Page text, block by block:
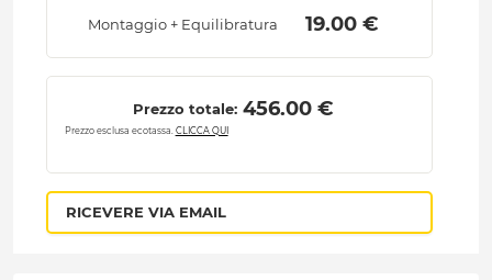
Montaggio + Equilibratura 19.00 €
Prezzo totale: 456.00 €
Prezzo esclusa ecotassa. CLICCA QUI
RICEVERE VIA EMAIL